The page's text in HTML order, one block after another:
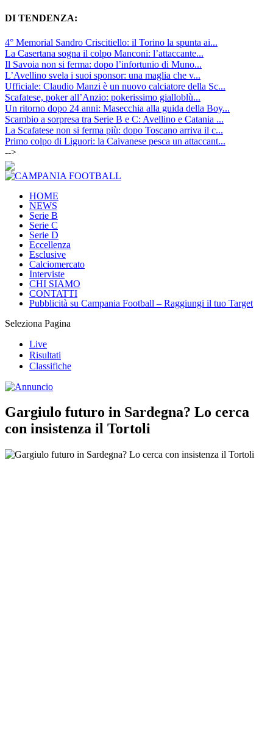
DI TENDENZA:
4° Memorial Sandro Criscitiello: il Torino la spunta ai...
La Casertana sogna il colpo Manconi: l’attaccante...
Il Savoia non si ferma: dopo l’infortunio di Muno...
L’Avellino svela i suoi sponsor: una maglia che v...
Ufficiale: Claudio Manzi è un nuovo calciatore della Sc...
Scafatese, poker all’Anzio: pokerissimo gialloblù...
Un ritorno dopo 24 anni: Masecchia alla guida della Boy...
Scambio a sorpresa tra Serie B e C: Avellino e Catania ...
La Scafatese non si ferma più: dopo Toscano arriva il c...
Primo colpo di Liguori: la Caivanese pesca un attaccant...
-->
HOME
NEWS
Serie B
Serie C
Serie D
Eccellenza
Esclusive
Calciomercato
Interviste
CHI SIAMO
CONTATTI
Pubblicità su Campania Football – Raggiungi il tuo Target
Seleziona Pagina
Live
Risultati
Classifiche
Gargiulo futuro in Sardegna? Lo cerca
con insistenza il Tortoli